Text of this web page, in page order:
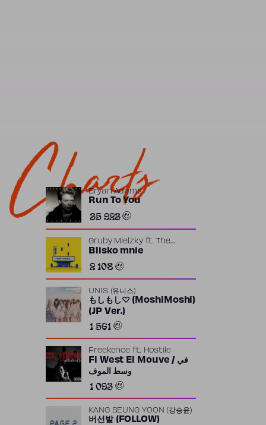
Charts
Bryan Adams
Run To You
35 923
Gruby Mielzkyft.
The
Returners
Blisko mnie
2 108
UNIS (유니스)
もしもし♡ (MoshiMoshi)
(JP Ver.)
1 561
Freekence ft. Hostile
Fi West El Mouve / في
وسط الموف
1 093
KANG SEUNG YOON (강승윤)
버선발 (FOLLOW)